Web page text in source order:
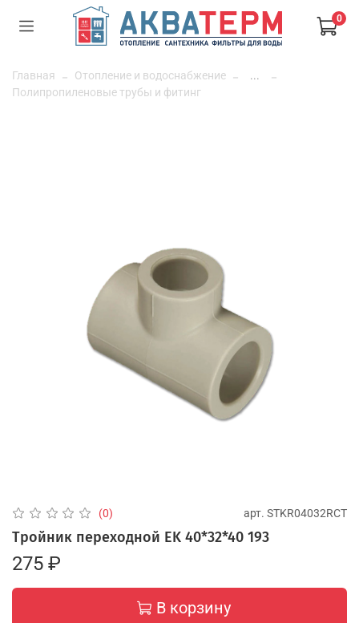
0
Главная Отопление и водоснабжение
...
Полипропиленовые трубы и фитинг
(0) арт. STKR04032RCT
Тройник переходной EK 40*32*40 193
275 ₽
В корзину